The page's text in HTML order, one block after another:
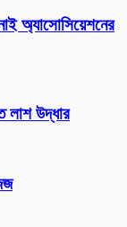
অ্যাসোসিয়েশনের
লাশ উদ্ধার